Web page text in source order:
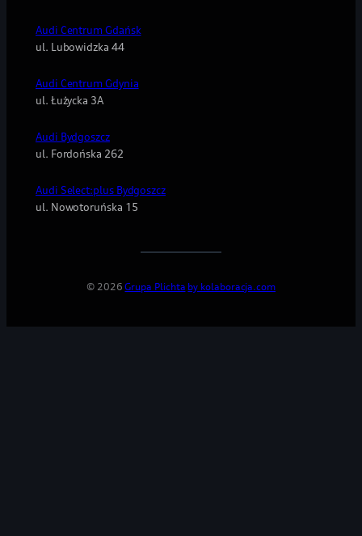
Audi Centrum Gdańsk
ul. Lubowidzka 44
Audi Centrum Gdynia
ul. Łużycka 3A
Audi Bydgoszcz
ul. Fordońska 262
Audi Select:plus Bydgoszcz
ul. Nowotoruńska 15
© 2026Grupa Plichta by kolaboracja.com